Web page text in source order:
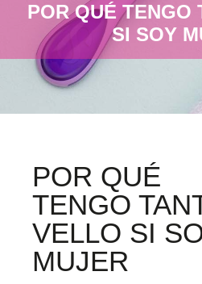
POR QUÉ TENGO
SI SOY
POR QUÉ
TENGO
VELLO SI
MUJER